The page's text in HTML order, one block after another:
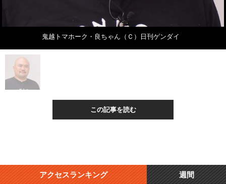
鬼越トマホーク・良ちゃん（Ｃ）日刊ゲンダイ
この記事を読む
アクセスランキング 週間